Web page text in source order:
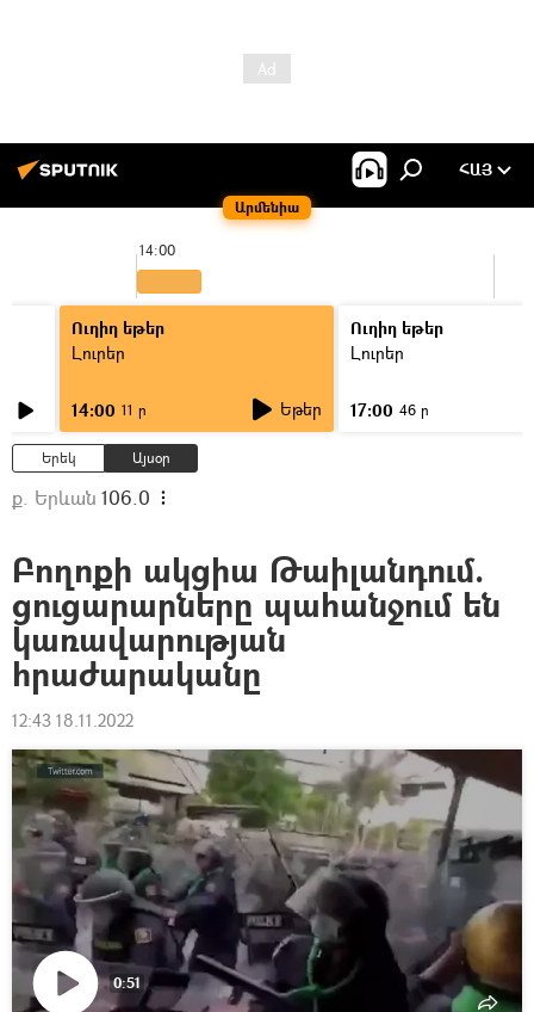
Արմենիա
ՀԱՅ
14:00
Ուղիղ եթեր
Լուրեր
14:00 11 ր Եթեր
Ուղիղ եթեր
Լուրեր
17:00 46 ր
Երեկ Այսօր
ք. Երևան 106.0
Բողոքի ակցիա Թաիլանդում.
ցուցարարները պահանջում են
կառավարության
հրաժարականը
12:43 18.11.2022
0:51